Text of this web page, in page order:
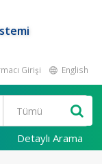
Girişi English
Detaylı Arama